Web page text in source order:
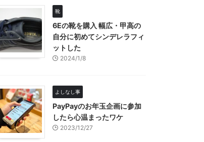
靴
6Eの靴を購入 幅広・甲高の
自分に初めてシンデレラフィ
ットした
2024/1/8
よしなし事
PayPayのお年玉企画に参加
したら心温まったワケ
2023/12/27